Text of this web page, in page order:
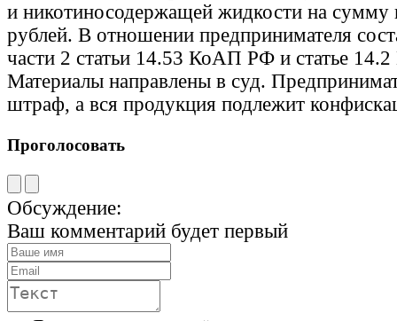
и никотиносодержащей жидкости на сумму
рублей. В отношении предпринимателя
части 2 статьи 14.53 КоАП РФ и статье
Материалы направлены в суд.
штраф, а вся продукция подлежит
Проголосовать
Обсуждение:
Ваш комментарий будет первый